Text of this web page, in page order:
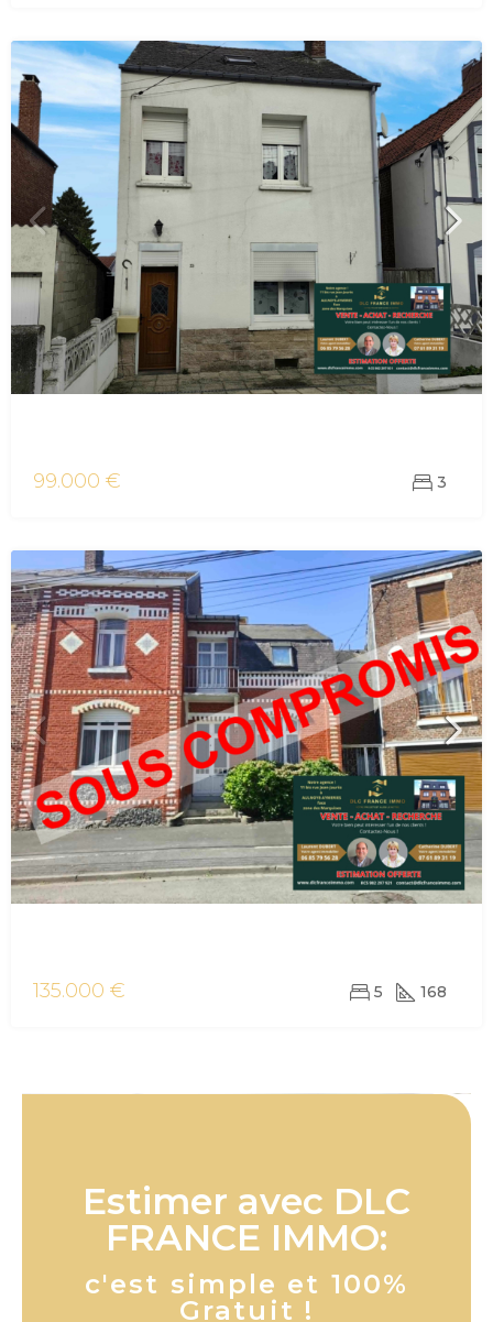
99.000 € 3
135.000 € 5 168
Estimer avec DLC
FRANCE IMMO:
c'est simple et 100%
Gratuit !